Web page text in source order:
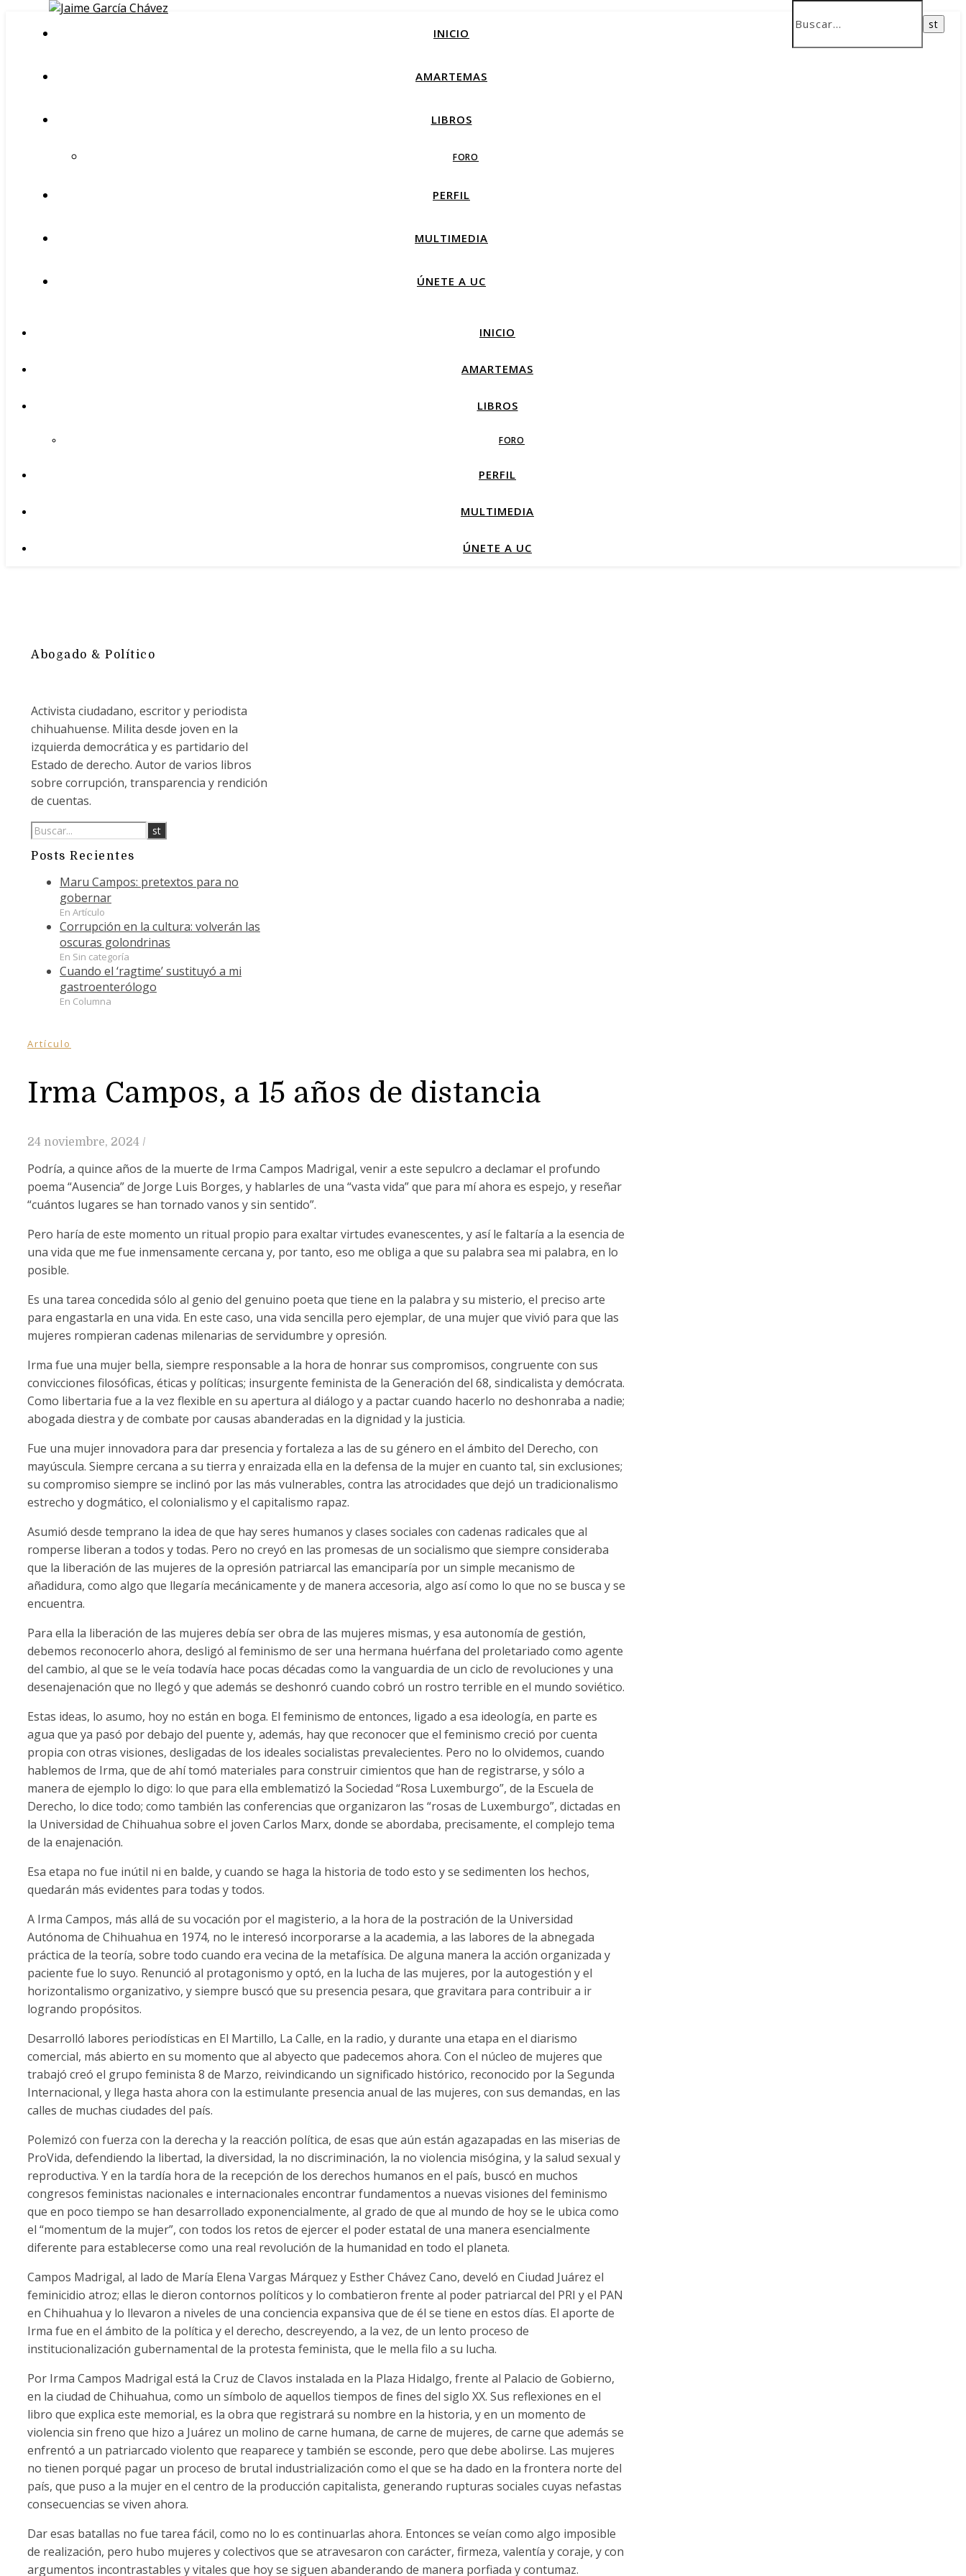
INICIO
AMARTEMAS
LIBROS
FORO
PERFIL
MULTIMEDIA
ÚNETE A UC
INICIO
AMARTEMAS
LIBROS
FORO
PERFIL
MULTIMEDIA
ÚNETE A UC
Abogado & Político
Activista ciudadano, escritor y periodista
chihuahuense. Milita desde joven en la
izquierda democrática y es partidario del
Estado de derecho. Autor de varios libros
sobre corrupción, transparencia y rendición
de cuentas.
Posts Recientes
Maru Campos: pretextos para no
gobernar
En Artículo
Corrupción en la cultura: volverán las
oscuras golondrinas
En Sin categoría
Cuando el ‘ragtime’ sustituyó a mi
gastroenterólogo
En Columna
Artículo
Irma Campos, a 15 años de distancia
24 noviembre, 2024 /
Podría, a quince años de la muerte de Irma Campos Madrigal, venir a este sepulcro a declamar el profundo
poema “Ausencia” de Jorge Luis Borges, y hablarles de una “vasta vida” que para mí ahora es espejo, y reseñar
“cuántos lugares se han tornado vanos y sin sentido”.
Pero haría de este momento un ritual propio para exaltar virtudes evanescentes, y así le faltaría a la esencia de
una vida que me fue inmensamente cercana y, por tanto, eso me obliga a que su palabra sea mi palabra, en lo
posible.
Es una tarea concedida sólo al genio del genuino poeta que tiene en la palabra y su misterio, el preciso arte
para engastarla en una vida. En este caso, una vida sencilla pero ejemplar, de una mujer que vivió para que las
mujeres rompieran cadenas milenarias de servidumbre y opresión.
Irma fue una mujer bella, siempre responsable a la hora de honrar sus compromisos, congruente con sus
convicciones filosóficas, éticas y políticas; insurgente feminista de la Generación del 68, sindicalista y demócrata.
Como libertaria fue a la vez flexible en su apertura al diálogo y a pactar cuando hacerlo no deshonraba a nadie;
abogada diestra y de combate por causas abanderadas en la dignidad y la justicia.
Fue una mujer innovadora para dar presencia y fortaleza a las de su género en el ámbito del Derecho, con
mayúscula. Siempre cercana a su tierra y enraizada ella en la defensa de la mujer en cuanto tal, sin exclusiones;
su compromiso siempre se inclinó por las más vulnerables, contra las atrocidades que dejó un tradicionalismo
estrecho y dogmático, el colonialismo y el capitalismo rapaz.
Asumió desde temprano la idea de que hay seres humanos y clases sociales con cadenas radicales que al
romperse liberan a todos y todas. Pero no creyó en las promesas de un socialismo que siempre consideraba
que la liberación de las mujeres de la opresión patriarcal las emanciparía por un simple mecanismo de
añadidura, como algo que llegaría mecánicamente y de manera accesoria, algo así como lo que no se busca y se
encuentra.
Para ella la liberación de las mujeres debía ser obra de las mujeres mismas, y esa autonomía de gestión,
debemos reconocerlo ahora, desligó al feminismo de ser una hermana huérfana del proletariado como agente
del cambio, al que se le veía todavía hace pocas décadas como la vanguardia de un ciclo de revoluciones y una
desenajenación que no llegó y que además se deshonró cuando cobró un rostro terrible en el mundo soviético.
Estas ideas, lo asumo, hoy no están en boga. El feminismo de entonces, ligado a esa ideología, en parte es
agua que ya pasó por debajo del puente y, además, hay que reconocer que el feminismo creció por cuenta
propia con otras visiones, desligadas de los ideales socialistas prevalecientes. Pero no lo olvidemos, cuando
hablemos de Irma, que de ahí tomó materiales para construir cimientos que han de registrarse, y sólo a
manera de ejemplo lo digo: lo que para ella emblematizó la Sociedad “Rosa Luxemburgo”, de la Escuela de
Derecho, lo dice todo; como también las conferencias que organizaron las “rosas de Luxemburgo”, dictadas en
la Universidad de Chihuahua sobre el joven Carlos Marx, donde se abordaba, precisamente, el complejo tema
de la enajenación.
Esa etapa no fue inútil ni en balde, y cuando se haga la historia de todo esto y se sedimenten los hechos,
quedarán más evidentes para todas y todos.
A Irma Campos, más allá de su vocación por el magisterio, a la hora de la postración de la Universidad
Autónoma de Chihuahua en 1974, no le interesó incorporarse a la academia, a las labores de la abnegada
práctica de la teoría, sobre todo cuando era vecina de la metafísica. De alguna manera la acción organizada y
paciente fue lo suyo. Renunció al protagonismo y optó, en la lucha de las mujeres, por la autogestión y el
horizontalismo organizativo, y siempre buscó que su presencia pesara, que gravitara para contribuir a ir
logrando propósitos.
Desarrolló labores periodísticas en El Martillo, La Calle, en la radio, y durante una etapa en el diarismo
comercial, más abierto en su momento que al abyecto que padecemos ahora. Con el núcleo de mujeres que
trabajó creó el grupo feminista 8 de Marzo, reivindicando un significado histórico, reconocido por la Segunda
Internacional, y llega hasta ahora con la estimulante presencia anual de las mujeres, con sus demandas, en las
calles de muchas ciudades del país.
Polemizó con fuerza con la derecha y la reacción política, de esas que aún están agazapadas en las miserias de
ProVida, defendiendo la libertad, la diversidad, la no discriminación, la no violencia misógina, y la salud sexual y
reproductiva. Y en la tardía hora de la recepción de los derechos humanos en el país, buscó en muchos
congresos feministas nacionales e internacionales encontrar fundamentos a nuevas visiones del feminismo
que en poco tiempo se han desarrollado exponencialmente, al grado de que al mundo de hoy se le ubica como
el “momentum de la mujer”, con todos los retos de ejercer el poder estatal de una manera esencialmente
diferente para establecerse como una real revolución de la humanidad en todo el planeta.
Campos Madrigal, al lado de María Elena Vargas Márquez y Esther Chávez Cano, develó en Ciudad Juárez el
feminicidio atroz; ellas le dieron contornos políticos y lo combatieron frente al poder patriarcal del PRI y el PAN
en Chihuahua y lo llevaron a niveles de una conciencia expansiva que de él se tiene en estos días. El aporte de
Irma fue en el ámbito de la política y el derecho, descreyendo, a la vez, de un lento proceso de
institucionalización gubernamental de la protesta feminista, que le mella filo a su lucha.
Por Irma Campos Madrigal está la Cruz de Clavos instalada en la Plaza Hidalgo, frente al Palacio de Gobierno,
en la ciudad de Chihuahua, como un símbolo de aquellos tiempos de fines del siglo XX. Sus reflexiones en el
libro que explica este memorial, es la obra que registrará su nombre en la historia, y en un momento de
violencia sin freno que hizo a Juárez un molino de carne humana, de carne de mujeres, de carne que además se
enfrentó a un patriarcado violento que reaparece y también se esconde, pero que debe abolirse. Las mujeres
no tienen porqué pagar un proceso de brutal industrialización como el que se ha dado en la frontera norte del
país, que puso a la mujer en el centro de la producción capitalista, generando rupturas sociales cuyas nefastas
consecuencias se viven ahora.
Dar esas batallas no fue tarea fácil, como no lo es continuarlas ahora. Entonces se veían como algo imposible
de realización, pero hubo mujeres y colectivos que se atravesaron con carácter, firmeza, valentía y coraje, y con
argumentos incontrastables y vitales que hoy se siguen abanderando de manera porfiada y contumaz.